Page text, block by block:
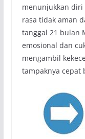
menunjukkan diri
rasa tidak aman
tanggal 21 bulan
emosional dan
mengambil
tampaknya cepat